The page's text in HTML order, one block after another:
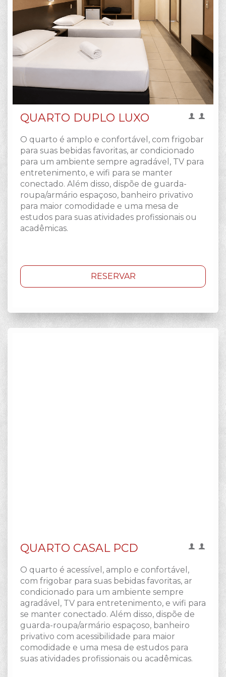
QUARTO DUPLO LUXO
O quarto é amplo e confortável, com frigobar
para suas bebidas favoritas, ar condicionado
para um ambiente sempre agradável, TV para
entretenimento, e wifi para se manter
conectado. Além disso, dispõe de guarda-
roupa/armário espaçoso, banheiro privativo
para maior comodidade e uma mesa de
estudos para suas atividades profissionais ou
acadêmicas.
RESERVAR
QUARTO CASAL PCD
O quarto é acessível, amplo e confortável,
com frigobar para suas bebidas favoritas, ar
condicionado para um ambiente sempre
agradável, TV para entretenimento, e wifi para
se manter conectado. Além disso, dispõe de
guarda-roupa/armário espaçoso, banheiro
privativo com acessibilidade para maior
comodidade e uma mesa de estudos para
suas atividades profissionais ou acadêmicas.